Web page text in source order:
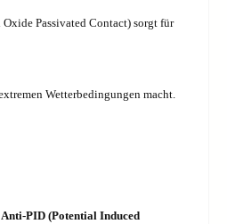
Passivated Contact) sorgt für
Wetterbedingungen macht.
Anti-PID (Potential Induced